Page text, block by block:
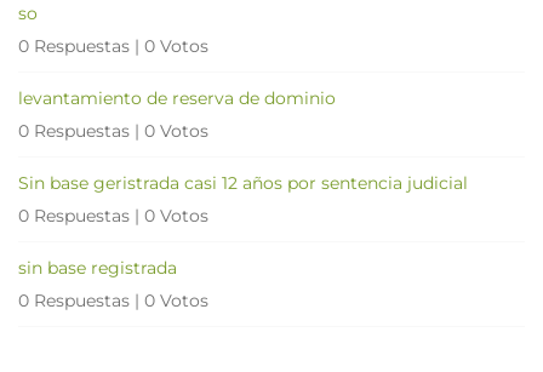
so
0 Respuestas | 0 Votos
levantamiento de reserva de dominio
0 Respuestas | 0 Votos
Sin base geristrada casi 12 años por sentencia judicial
0 Respuestas | 0 Votos
sin base registrada
0 Respuestas | 0 Votos